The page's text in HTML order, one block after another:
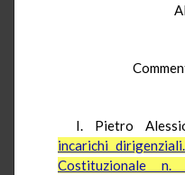
I. Pietro
incarichi
Costituzionale n.